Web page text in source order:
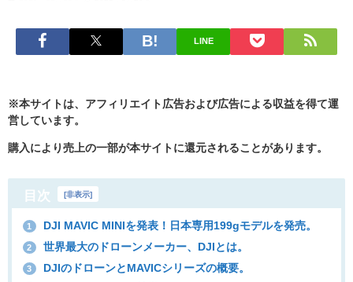
LINE
※本サイトは、アフィリエイト広告および広告による収益を得て運
営しています。
購入により売上の一部が本サイトに還元されることがあります。
目次 [非表示]
1 DJI MAVIC MINIを発表！日本専用199gモデルを発売。
2 世界最大のドローンメーカー、DJIとは。
3 DJIのドローンとMAVICシリーズの概要。